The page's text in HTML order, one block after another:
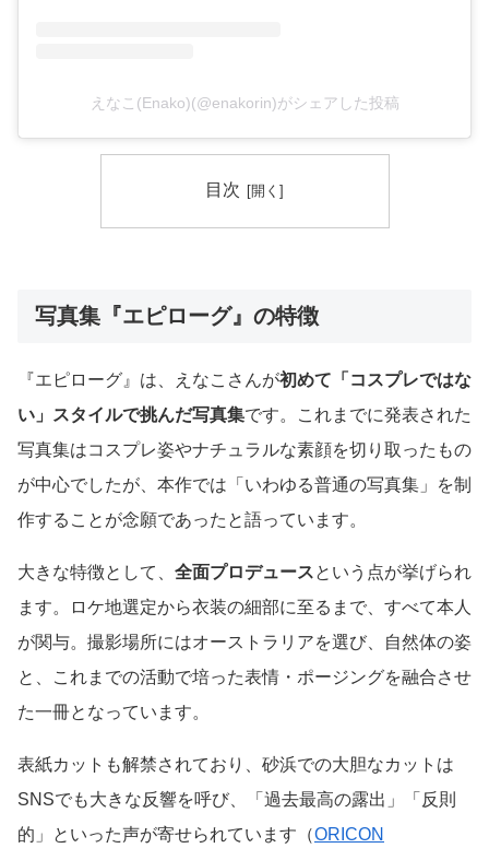
えなこ(Enako)(@enakorin)がシェアした投稿
目次
写真集『エピローグ』の特徴
『エピローグ』は、えなこさんが初めて「コスプレではな
い」スタイルで挑んだ写真集です。これまでに発表された
写真集はコスプレ姿やナチュラルな素顔を切り取ったもの
が中心でしたが、本作では「いわゆる普通の写真集」を制
作することが念願であったと語っています。
大きな特徴として、 全面プロデュースという点が挙げられ
ます。ロケ地選定から衣装の細部に至るまで、すべて本人
が関与。撮影場所にはオーストラリアを選び、自然体の姿
と、これまでの活動で培った表情・ポージングを融合させ
た一冊となっています。
表紙カットも解禁されており、砂浜での大胆なカットは
SNSでも大きな反響を呼び、「過去最高の露出」「反則
的」といった声が寄せられています（ORICON